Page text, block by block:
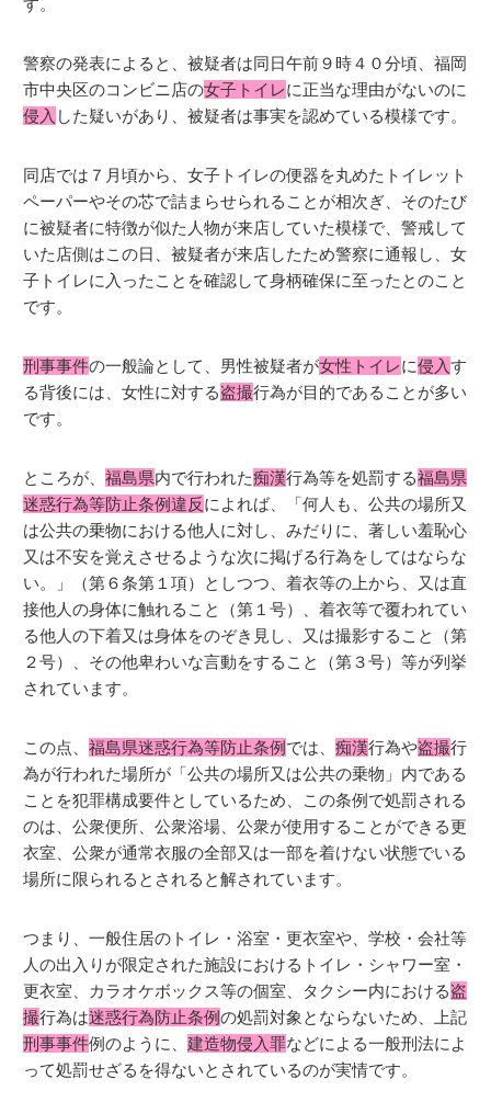
す。
警察の発表によると、被疑者は同日午前９時４０分頃、福岡
市中央区のコンビニ店の女子トイレに正当な理由がないのに
侵入 した疑いがあり、被疑者は事実を認めている模様です。
同店では７月頃から、女子トイレの便器を丸めたトイレット
ペーパーやその芯で詰まらせられることが相次ぎ、そのたび
に被疑者に特徴が似た人物が来店していた模様で、警戒して
いた店側はこの日、被疑者が来店したため警察に通報し、女
子トイレに入ったことを確認して身柄確保に至ったとのこと
です。
刑事事件の一般論として、男性被疑者が女性トイレに侵入す
る背後には、女性に対する盗撮行為が目的であることが多い
です。
ところが、福島県内で行われた痴漢行為等を処罰する福島県
迷惑行為等防止条例違反によれば、「何人も、公共の場所又
は公共の乗物における他人に対し、みだりに、著しい羞恥心
又は不安を覚えさせるような次に掲げる行為をしてはならな
い。」（第６条第１項）としつつ、着衣等の上から、又は直
接他人の身体に触れること（第１号）、着衣等で覆われてい
る他人の下着又は身体をのぞき見し、又は撮影すること（第
２号）、その他卑わいな言動をすること（第３号）等が列挙
されています。
この点、福島県迷惑行為等防止条例では、痴漢行為や盗撮行
為が行われた場所が「公共の場所又は公共の乗物」内である
ことを犯罪構成要件としているため、この条例で処罰される
のは、公衆便所、公衆浴場、公衆が使用することができる更
衣室、公衆が通常衣服の全部又は一部を着けない状態でいる
場所に限られるとされると解されています。
つまり、一般住居のトイレ・浴室・更衣室や、学校・会社等
人の出入りが限定された施設におけるトイレ・シャワー室・
更衣室、カラオケボックス等の個室、タクシー内における盗
撮行為は迷惑行為防止条例の処罰対象とならないため、上記
刑事事件例のように、建造物侵入罪などによる一般刑法によ
って処罰せざるを得ないとされているのが実情です。